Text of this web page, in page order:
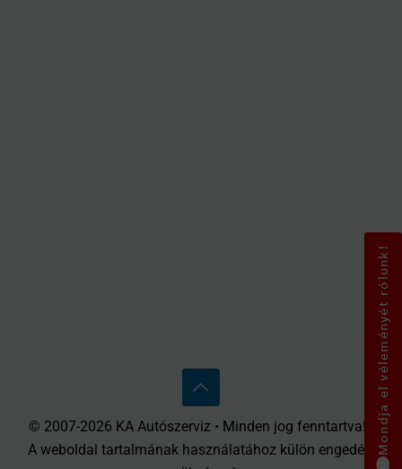
Mondja el véleményét rólunk!
© 2007-2026 KA Autószerviz • Minden jog fenntartva! •
A weboldal tartalmának használatához külön engedély